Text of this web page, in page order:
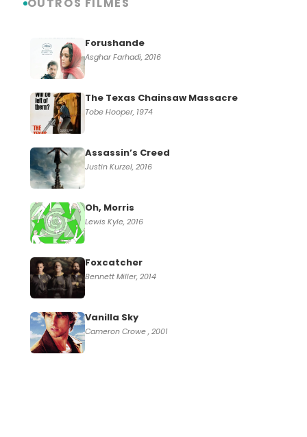
Forushande
Asghar Farhadi, 2016
The Texas Chainsaw Massacre
Tobe Hooper, 1974
Assassin’s Creed
Justin Kurzel, 2016
Oh, Morris
Lewis Kyle, 2016
Foxcatcher
Bennett Miller, 2014
Vanilla Sky
Cameron Crowe , 2001